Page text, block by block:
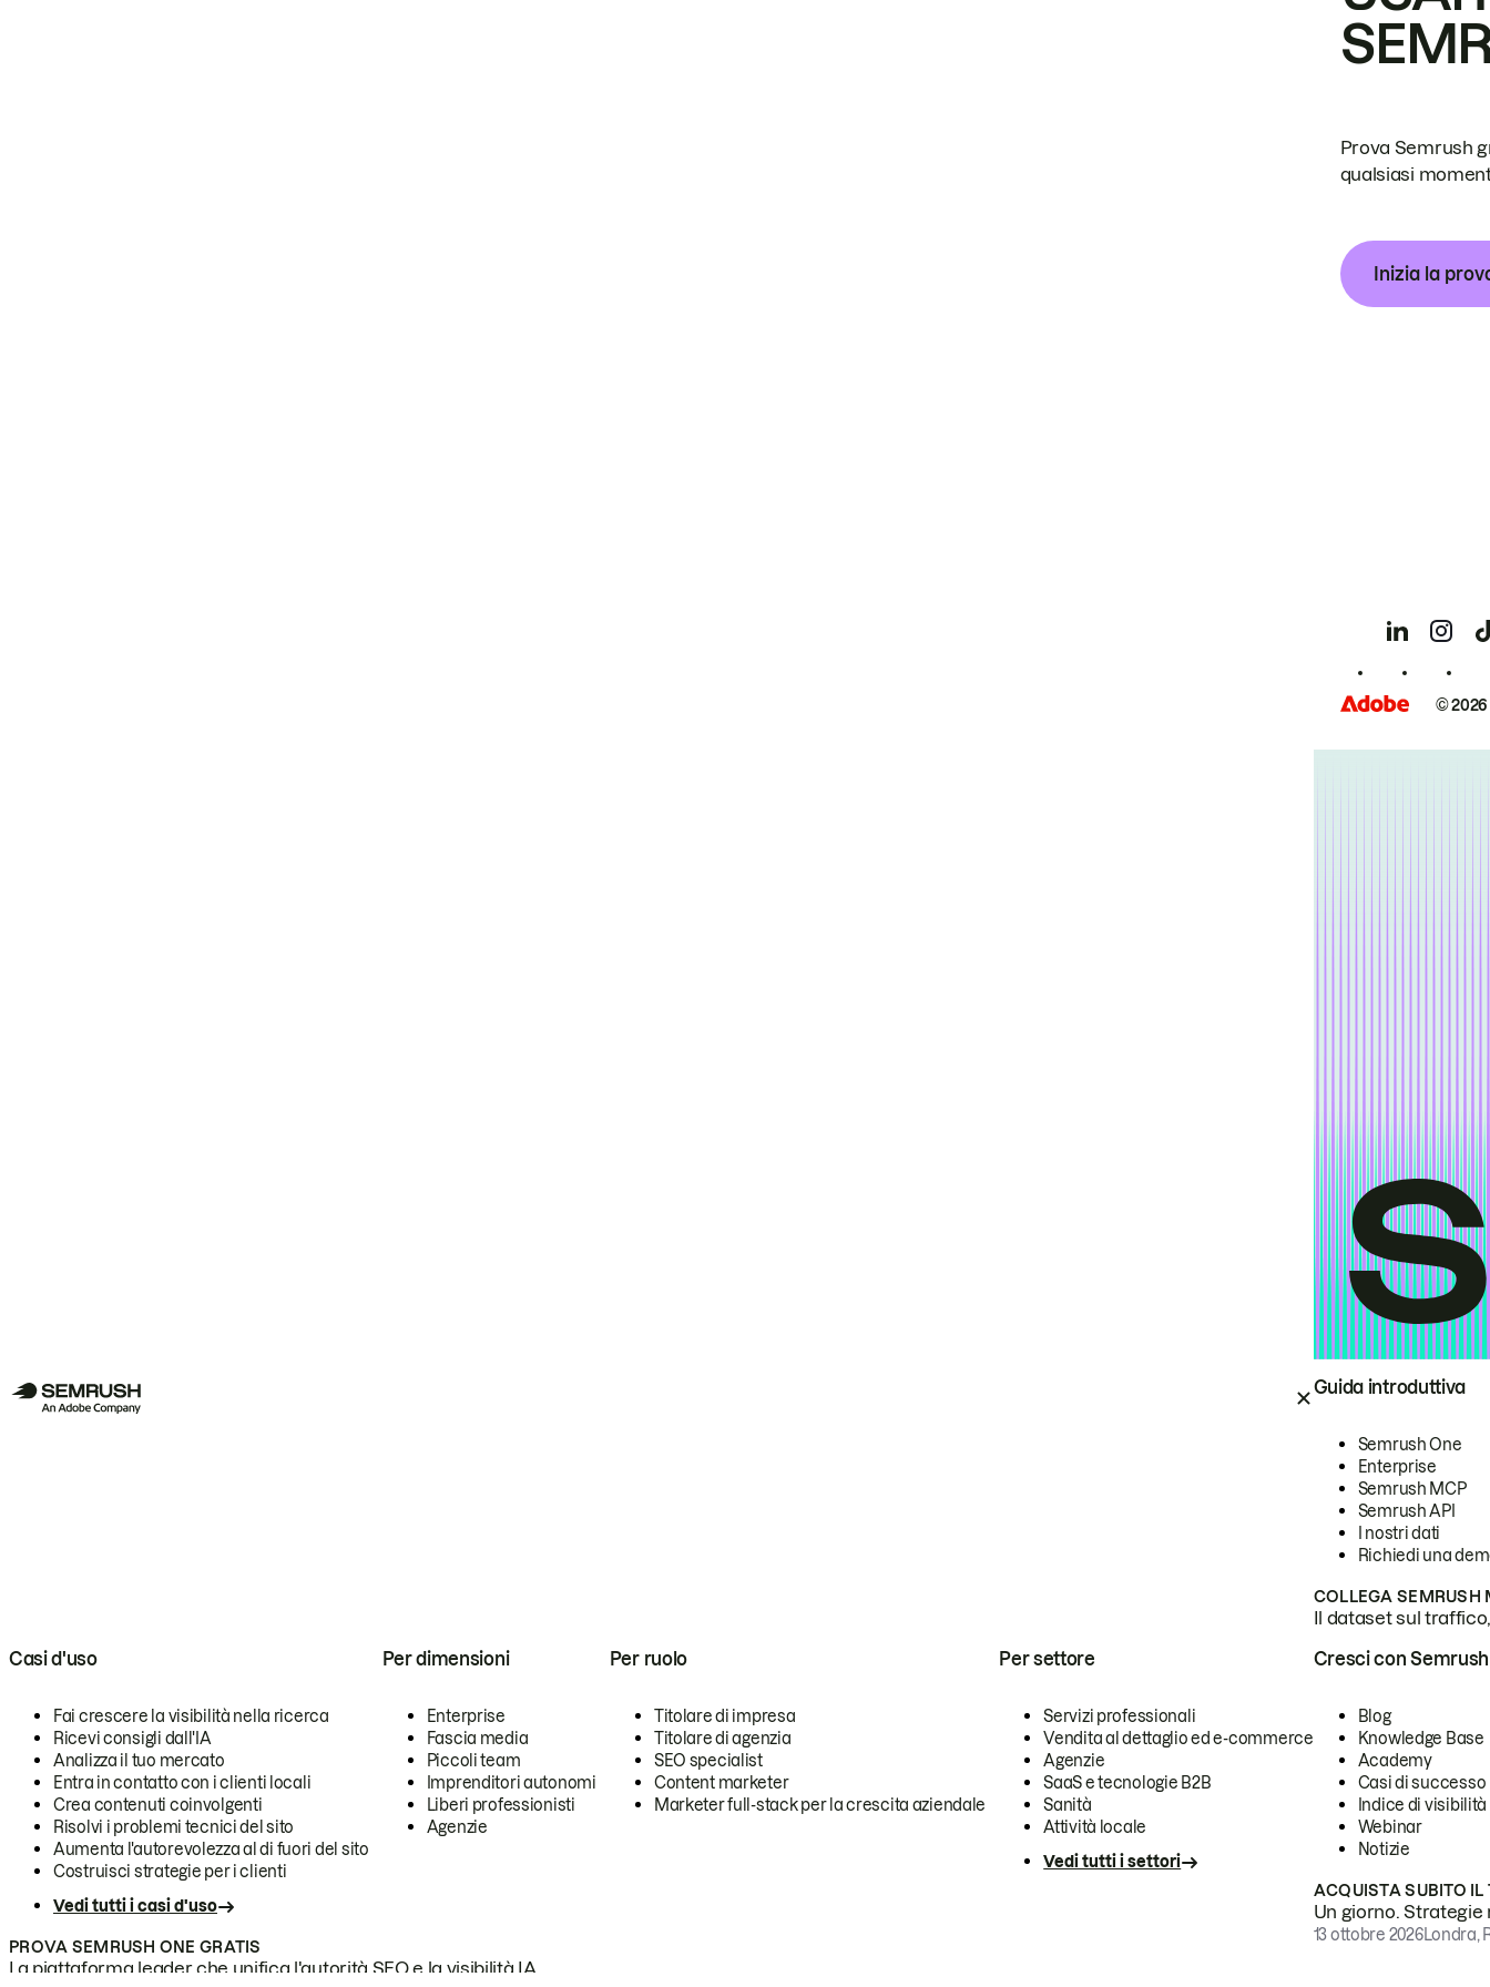
Guida introduttiva
Semrush One
Enterprise
Semrush MCP
Semrush API
I nostri dati
Richiedi una
COLLEGA SEMRUSH
Il dataset sul
Casi d'uso
Fai crescere la visibilità nella ricerca
Ricevi consigli dall'IA
Analizza il tuo mercato
Entra in contatto con i clienti locali
Crea contenuti coinvolgenti
Risolvi i problemi tecnici del sito
Aumenta l'autorevolezza al di fuori del sito
Costruisci strategie per i clienti
Vedi tutti i casi d'uso
Per dimensioni
Enterprise
Fascia media
Piccoli team
Imprenditori autonomi
Liberi professionisti
Agenzie
Per ruolo
Titolare di impresa
Titolare di agenzia
SEO specialist
Content marketer
Marketer full-stack per la crescita aziendale
Per settore
Servizi professionali
Vendita al dettaglio ed e-commerce
Agenzie
SaaS e tecnologie B2B
Sanità
Attività locale
Vedi tutti i settori
PROVA SEMRUSH ONE GRATIS
La piattaforma leader che unifica l'autorità SEO e la visibilità IA.
Cresci con Semrush
Blog
Knowledge Base
Academy
Casi di successo
Indice di visibilità
Webinar
Notizie
ACQUISTA SUBITO IL
Un giorno.
13 ottobre 2026Londra,
Prova Semrush
qualsiasi
Inizia la
©